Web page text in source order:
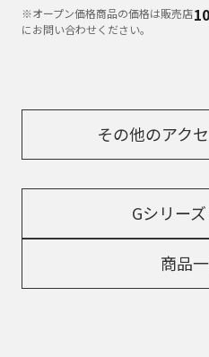
※オープン価格商品の価格は販売店
にお問い合わせください。
その他のアク
Gシリー
商品